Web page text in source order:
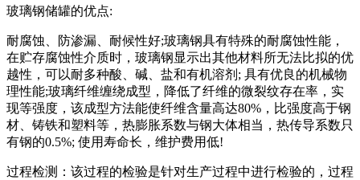
玻璃钢储罐的优点:
耐腐蚀、防渗漏、耐候性好;玻璃钢具有特殊的耐腐蚀性能，
在贮存腐蚀性介质时，玻璃钢显示出其他材料所无法比拟的优
越性，可以耐多种酸、碱、盐和有机溶剂; 具有优良的机械物
理性能;玻璃纤维缠绕成型，降低了纤维的微裂纹存在率，实
现等强度，该成型方法能使纤维含量高达80%，比强度高于钢
材、铸铁和塑料等，热膨胀系数与钢大体相当，热传导系数只
有钢的0.5%; 使用寿命长，维护费用低!
过程检测：该过程的检验是针对生产过程中进行检验的，过程